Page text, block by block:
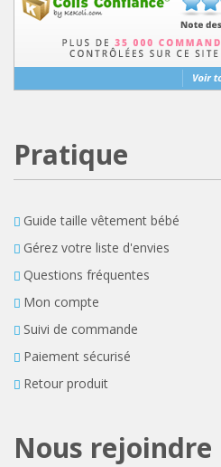
Pratique
Guide taille vêtement bébé
Gérez votre liste d'envies
Questions fréquentes
Mon compte
Suivi de commande
Paiement sécurisé
Retour produit
Nous rejoindre